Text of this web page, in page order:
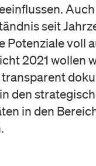
seit
Potenziale voll
2021 wollen
den
in den